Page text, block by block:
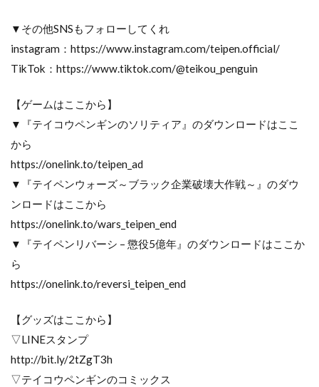
▼その他SNSもフォローしてくれ
instagram：https://www.instagram.com/teipen.official/
TikTok：https://www.tiktok.com/@teikou_penguin
【ゲームはここから】
▼『テイコウペンギンのソリティア』のダウンロードはここ
から
https://onelink.to/teipen_ad
▼『テイペンウォーズ～ブラック企業破壊大作戦～』のダウ
ンロードはここから
https://onelink.to/wars_teipen_end
▼『テイペンリバーシ – 懲役5億年』のダウンロードはここか
ら
https://onelink.to/reversi_teipen_end
【グッズはここから】
▽LINEスタンプ
http://bit.ly/2tZgT3h
▽テイコウペンギンのコミックス